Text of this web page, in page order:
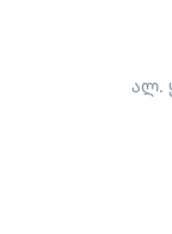
ალ.